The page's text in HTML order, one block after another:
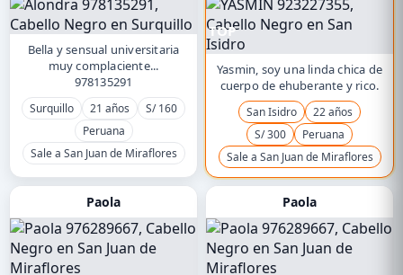
Bella y sensual universitaria
muy complaciente...
978135291
Surquillo 21 años
S/ 160
Peruana
Sale a San Juan de Miraflores
TOP
Yasmin, soy una linda chica de
cuerpo de ehuberante y rico.
San Isidro
22 años
S/ 300
Peruana
Sale a San Juan de Miraflores
Paola Paola